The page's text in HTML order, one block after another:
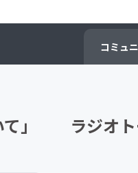
コミュ
て」 ラジオ